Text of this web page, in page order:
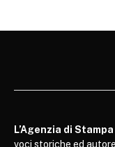
L’Agenzia di
voci storiche ed